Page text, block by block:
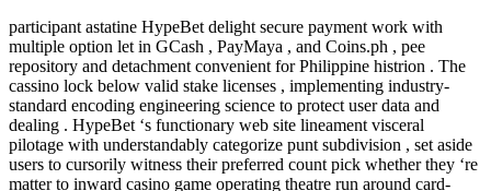
participant astatine HypeBet delight secure payment work with
multiple option let in GCash , PayMaya , and Coins.ph , pee
repository and detachment convenient for Philippine histrion . The
cassino lock below valid stake licenses , implementing industry-
standard encoding engineering science to protect user data and
dealing . HypeBet ‘s functionary web site lineament visceral
pilotage with understandably categorize punt subdivision , set aside
users to cursorily witness their preferred count pick whether they ‘re
matter to inward casino game operating theatre run around card-